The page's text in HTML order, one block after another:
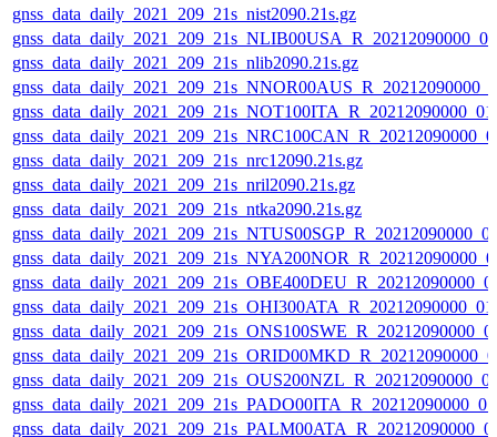
gnss_data_daily_2021_209_21s_nist2090.21s.gz
gnss_data_daily_2021_209_21s_nlib2090.21s.gz
gnss_data_daily_2021_209_21s_nrc12090.21s.gz
gnss_data_daily_2021_209_21s_nril2090.21s.gz
gnss_data_daily_2021_209_21s_ntka2090.21s.gz